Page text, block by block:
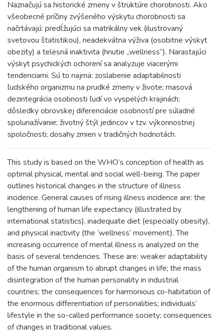
Naznačujú sa historické zmeny v štruktúre chorobnosti. Ako
všeobecné príčiny zvýšeného výskytu chorobnosti sa
načrtávajú: predĺžujúci sa matrikálny vek (ilustrovaný
svetovou štatistikou), neadekvátna výživa (osobitne výskyt
obezity) a telesná inaktivita (hnutie „wellness“). Narastajúci
výskyt psychických ochorení sa analyzuje viacerými
tendenciami. Sú to najmä: zoslabenie adaptabilnosti
ľudského organizmu na prudké zmeny v živote; masová
dezintegrácia osobnosti ľudí vo vyspelých krajinách;
dôsledky obrovskej diferenciácie osobností pre súladné
spolunažívanie; životný štýl jedincov v tzv. výkonnostnej
spoločnosti; dosahy zmien v tradičných hodnotách.
This study is based on the WHO’s conception of health as
optimal physical, mental and social well-being. The paper
outlines historical changes in the structure of illness
incidence. General causes of rising illness incidence are: the
lengthening of human life expectancy (illustrated by
international statistics), inadequate diet (especially obesity),
and physical inactivity (the ‘wellness’ movement). The
increasing occurrence of mental illness is analyzed on the
basis of several tendencies. These are: weaker adaptability
of the human organism to abrupt changes in life; the mass
disintegration of the human personality in industrial
countries; the consequences for harmonious co-habitation of
the enormous differentiation of personalities; individuals’
lifestyle in the so-called performance society; consequences
of changes in traditional values.